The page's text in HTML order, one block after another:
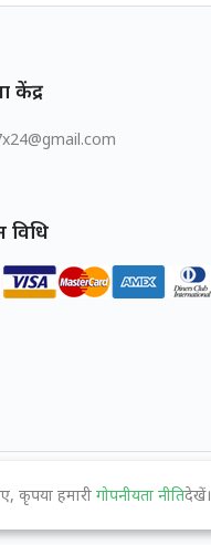
केंद्र
विधि
reserved.
कृपया हमारी गोपनीयता नीतिदेखें।